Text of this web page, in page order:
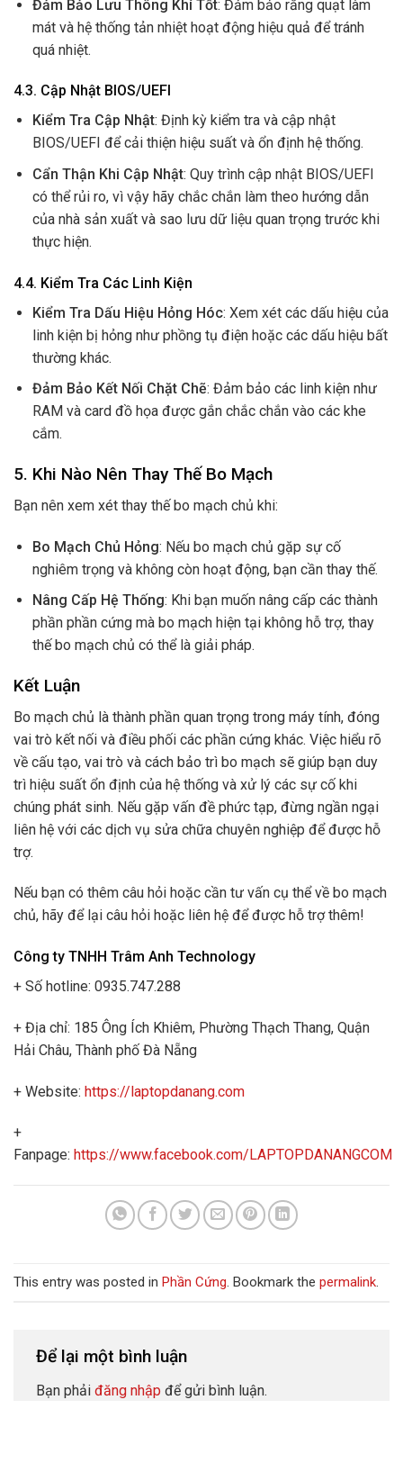
Đảm Bảo Lưu Thông Khí Tốt: Đảm bảo rằng quạt làm
mát và hệ thống tản nhiệt hoạt động hiệu quả để tránh
quá nhiệt.
4.3. Cập Nhật BIOS/UEFI
Kiểm Tra Cập Nhật: Định kỳ kiểm tra và cập nhật
BIOS/UEFI để cải thiện hiệu suất và ổn định hệ thống.
Cẩn Thận Khi Cập Nhật: Quy trình cập nhật BIOS/UEFI
có thể rủi ro, vì vậy hãy chắc chắn làm theo hướng dẫn
của nhà sản xuất và sao lưu dữ liệu quan trọng trước khi
thực hiện.
4.4. Kiểm Tra Các Linh Kiện
Kiểm Tra Dấu Hiệu Hỏng Hóc: Xem xét các dấu hiệu của
linh kiện bị hỏng như phồng tụ điện hoặc các dấu hiệu bất
thường khác.
Đảm Bảo Kết Nối Chặt Chẽ: Đảm bảo các linh kiện như
RAM và card đồ họa được gắn chắc chắn vào các khe
cắm.
5. Khi Nào Nên Thay Thế Bo Mạch
Bạn nên xem xét thay thế bo mạch chủ khi:
Bo Mạch Chủ Hỏng: Nếu bo mạch chủ gặp sự cố
nghiêm trọng và không còn hoạt động, bạn cần thay thế.
Nâng Cấp Hệ Thống: Khi bạn muốn nâng cấp các thành
phần phần cứng mà bo mạch hiện tại không hỗ trợ, thay
thế bo mạch chủ có thể là giải pháp.
Kết Luận
Bo mạch chủ là thành phần quan trọng trong máy tính, đóng
vai trò kết nối và điều phối các phần cứng khác. Việc hiểu rõ
về cấu tạo, vai trò và cách bảo trì bo mạch sẽ giúp bạn duy
trì hiệu suất ổn định của hệ thống và xử lý các sự cố khi
chúng phát sinh. Nếu gặp vấn đề phức tạp, đừng ngần ngại
liên hệ với các dịch vụ sửa chữa chuyên nghiệp để được hỗ
trợ.
Nếu bạn có thêm câu hỏi hoặc cần tư vấn cụ thể về bo mạch
chủ, hãy để lại câu hỏi hoặc liên hệ để được hỗ trợ thêm!
Công ty TNHH Trâm Anh Technology
+ Số hotline: 0935.747.288
+ Địa chỉ: 185 Ông Ích Khiêm, Phường Thạch Thang, Quận
Hải Châu, Thành phố Đà Nẵng
+ Website: https://laptopdanang.com
+
Fanpage: https://www.facebook.com/LAPTOPDANANGCOM
This entry was posted in Phần Cứng. Bookmark the permalink.
Để lại một bình luận
Bạn phải đăng nhập để gửi bình luận.